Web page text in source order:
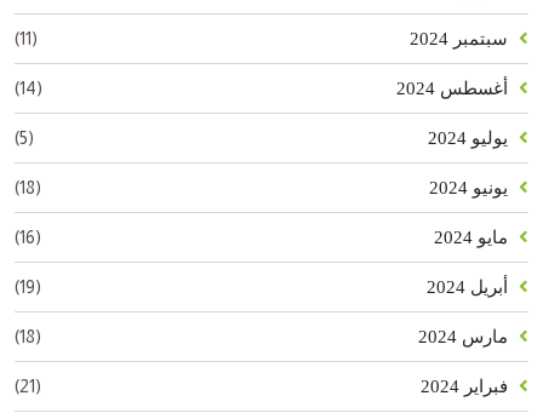
سبتمبر 2024 (11)
أغسطس 2024 (14)
يوليو 2024 (5)
يونيو 2024 (18)
مايو 2024 (16)
أبريل 2024 (19)
مارس 2024 (18)
فبراير 2024 (21)